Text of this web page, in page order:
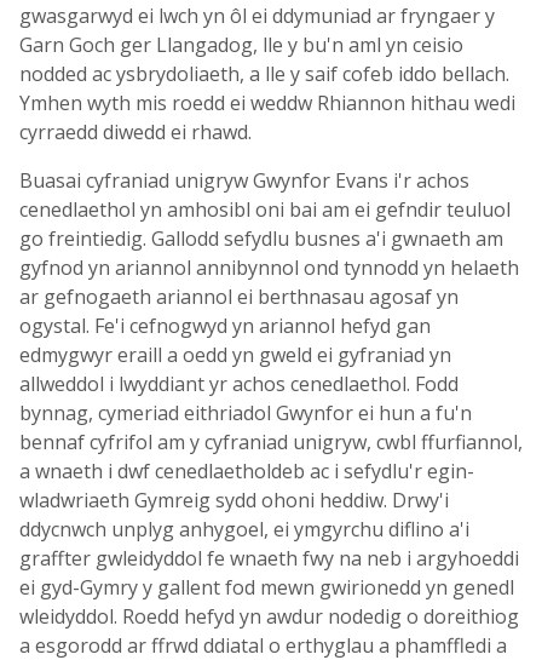
gwasgarwyd ei lwch yn ôl ei ddymuniad ar fryngaer y
Garn Goch ger Llangadog, lle y bu'n aml yn ceisio
nodded ac ysbrydoliaeth, a lle y saif cofeb iddo bellach.
Ymhen wyth mis roedd ei weddw Rhiannon hithau wedi
cyrraedd diwedd ei rhawd.
Buasai cyfraniad unigryw Gwynfor Evans i'r achos
cenedlaethol yn amhosibl oni bai am ei gefndir teuluol
go freintiedig. Gallodd sefydlu busnes a'i gwnaeth am
gyfnod yn ariannol annibynnol ond tynnodd yn helaeth
ar gefnogaeth ariannol ei berthnasau agosaf yn
ogystal. Fe'i cefnogwyd yn ariannol hefyd gan
edmygwyr eraill a oedd yn gweld ei gyfraniad yn
allweddol i lwyddiant yr achos cenedlaethol. Fodd
bynnag, cymeriad eithriadol Gwynfor ei hun a fu'n
bennaf cyfrifol am y cyfraniad unigryw, cwbl ffurfiannol,
a wnaeth i dwf cenedlaetholdeb ac i sefydlu'r egin-
wladwriaeth Gymreig sydd ohoni heddiw. Drwy'i
ddycnwch unplyg anhygoel, ei ymgyrchu diflino a'i
graffter gwleidyddol fe wnaeth fwy na neb i argyhoeddi
ei gyd-Gymry y gallent fod mewn gwirionedd yn genedl
wleidyddol. Roedd hefyd yn awdur nodedig o doreithiog
a esgorodd ar ffrwd ddiatal o erthyglau a phamffledi a